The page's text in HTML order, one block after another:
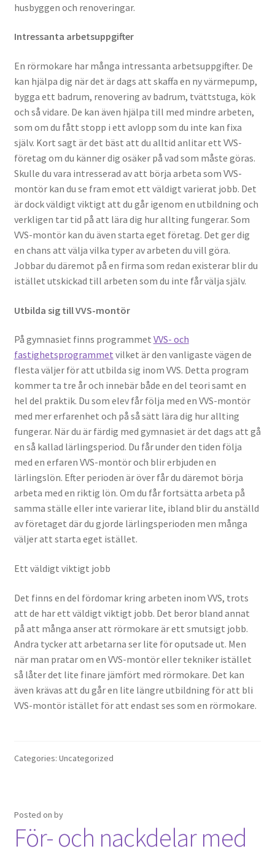
husbyggen och renoveringar.
Intressanta arbetsuppgifter
En rörmokare har många intressanta arbetsuppgifter. De
kan hjälpa dig när det är dags att skaffa en ny värmepump,
bygga ett badrum, renovering av badrum, tvättstuga, kök
och så vidare. De kan även hjälpa till med mindre arbeten,
som om du fått stopp i ett avlopp som du inte kan fixa
själv. Kort sagt är det bäst att du alltid anlitar ett VVS-
företag om du känner dig osäker på vad som måste göras.
Skulle du vara intresserad av att börja arbeta som VVS-
montör kan du se fram emot ett väldigt varierat jobb. Det
är dock väldigt viktigt att du går igenom en utbildning och
verkligen tar tid på att lära dig hur allting fungerar. Som
VVS-montör kan du även starta eget företag. Det ger dig
en chans att välja vilka typer av arbeten du vill göra.
Jobbar du däremot på en firma som redan existerar blir du
istället utskickad till arbeten som du inte får välja själv.
Utbilda sig till VVS-montör
På gymnasiet finns programmet VVS- och
fastighetsprogrammet vilket är den vanligaste vägen de
flesta väljer för att utbilda sig inom VVS. Detta program
kommer ta tre år och innebär både en del teori samt en
hel del praktik. Du som elev får följa med en VVS-montör
med mer erfarenhet och på så sätt lära dig hur allting
fungerar. När du är färdig med gymnasiet är det dags att gå
en så kallad lärlingsperiod. Du får under den tiden följa
med en erfaren VVS-montör och blir erbjuden en
lärlingslön. Efter perioden är över får du däremot börja
arbeta med en riktig lön. Om du får fortsätta arbeta på
samma ställe eller inte varierar lite, ibland blir du anställd
av företaget där du gjorde lärlingsperioden men många
väljer att starta eget istället.
Ett väldigt viktigt jobb
Det finns en del fördomar kring arbeten inom VVS, trots
att de har ett väldigt viktigt jobb. Det beror bland annat
på att många anser att rörmokare är ett smutsigt jobb.
Andra tycker att arbetarna ser lite för oputsade ut. Men
när man pratar om en VVS-montör eller tekniker istället
så låter det lite finare jämfört med rörmokare. Det kan
även krävas att du går en lite längre utbildning för att bli
VVS-montör istället för att endast ses som en rörmokare.
Categories: Uncategorized
Posted on by
För- och nackdelar med